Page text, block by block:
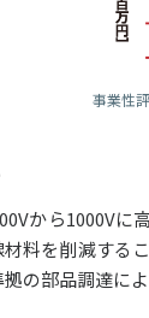
事業性
から1000V
料を削減する
の部品調達に